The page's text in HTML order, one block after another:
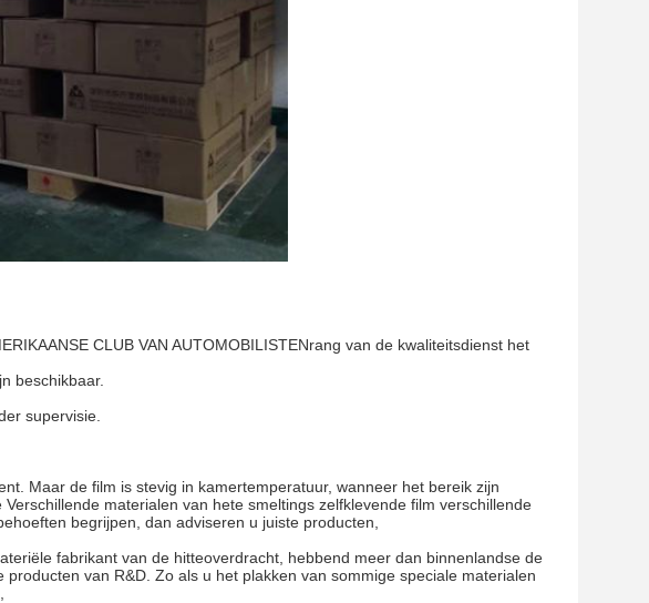
CLUB VAN AUTOMOBILISTENrang van de kwaliteitsdienst het
beschikbaar.
supervisie.
Maar de film is stevig in kamertemperatuur, wanneer het bereik zijn
materialen van hete smeltings zelfklevende film verschillende
begrijpen, dan adviseren u juiste producten,
fabrikant van de hitteoverdracht, hebbend meer dan binnenlandse de
van R&D. Zo als u het plakken van sommige speciale materialen